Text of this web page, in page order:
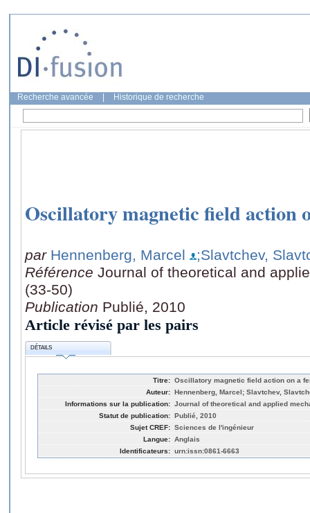
Recherche avancée Historique de recherche
Oscillatory magnetic field action
par Hennenberg, Marcel
;Slavtchev,
Référence Journal of theoretical and
(33-50)
Publication Publié, 2010
Article révisé par les pairs
DÉTAILS
Titre: Oscillatory magnetic field action on a
Auteur: Hennenberg, Marcel; Slavtchev,
Informations sur la publication: Journal of theoretical and applied
Statut de publication: Publié, 2010
Sujet CREF: Sciences de l'ingénieur
Langue: Anglais
Identificateurs: urn:issn:0861-6663